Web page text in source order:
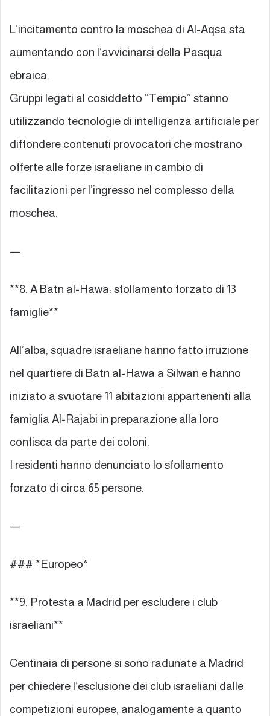
L’incitamento contro la moschea di Al-Aqsa sta
aumentando con l’avvicinarsi della Pasqua
ebraica.
Gruppi legati al cosiddetto “Tempio” stanno
utilizzando tecnologie di intelligenza artificiale per
diffondere contenuti provocatori che mostrano
offerte alle forze israeliane in cambio di
facilitazioni per l’ingresso nel complesso della
moschea.
—
**8. A Batn al-Hawa: sfollamento forzato di 13
famiglie**
All’alba, squadre israeliane hanno fatto irruzione
nel quartiere di Batn al-Hawa a Silwan e hanno
iniziato a svuotare 11 abitazioni appartenenti alla
famiglia Al-Rajabi in preparazione alla loro
confisca da parte dei coloni.
I residenti hanno denunciato lo sfollamento
forzato di circa 65 persone.
—
### *Europeo*
**9. Protesta a Madrid per escludere i club
israeliani**
Centinaia di persone si sono radunate a Madrid
per chiedere l’esclusione dei club israeliani dalle
competizioni europee, analogamente a quanto